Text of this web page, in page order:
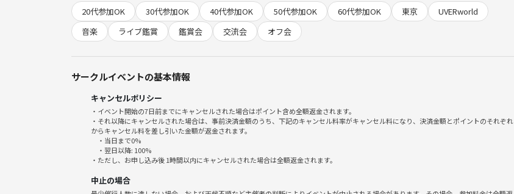
🌱サークルの雰囲気
・音楽のジャンルやライブ鑑賞が好きな人が自然と集まる、あたたかなサークルです。
・初参加やおひとり様も安心！スタッフもファン目線でサポートし、気軽に話せます。
・主なメリット：
1. 推しのライブを大画面と高音質で堪能できる
3. 交流タイムで名シーンやグッズ話も楽しめてSNS映え写真も狙える📸
4. 普段なかなか語れない“推し語り”が存分にできる
・運営スタッフも音楽愛が強めなので、一緒にイベントを成長させていきましょう！
⚠️注意事項⚠️
下記の行為はご遠慮ください。
・勧誘・営業・告知・引き抜き・しつこいナンパ・暴言など
20代参加OK
30代参加OK 40代参加OK 50代参加OK 60代参加OK 東京
UVERworld
音楽
ライブ鑑賞 鑑賞会 交流会 オフ会
サークルイベントの基本情報
キャンセルポリシー
・イベント開始の7日前までにキャンセルされた場合はポイント含め全額返金されます。
・それ以降にキャンセルされた場合は、事前決済金額のうち、下記のキャンセル料率がキャンセル料になり、決済金額とポイントのそれぞれ
からキャンセル料を差し引いた金額が返金されます。
・当日まで0%
・翌日以降: 100%
・ただし、お申し込み後 1時間以内にキャンセルされた場合は全額返金されます。
中止の場合